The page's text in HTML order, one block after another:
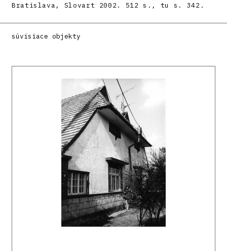
Bratislava, Slovart 2002. 512 s., tu s. 342.
súvisiace objekty